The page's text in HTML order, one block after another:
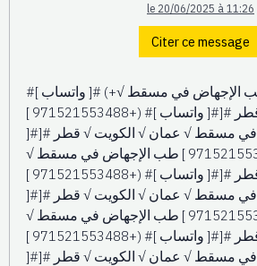
le 20/06/2025 à 11:26
Citer ce message
#[ واتساب ]# (+971521553488 ] طب الإجهاض في مسقط √
عمان √ الكويت √ قطر #[#[ واتساب ]# (+971521553488 ]
مسقط √ عمان √ الكويت √ قطر #[#[
واتساب ]# (+971521553488 ] طب الإجهاض في مسقط √
عمان √ الكويت √ قطر #[#[ واتساب ]# (+971521553488 ]
مسقط √ عمان √ الكويت √ قطر #[#[
واتساب ]# (+971521553488 ] طب الإجهاض في مسقط √
عمان √ الكويت √ قطر #[#[ واتساب ]# (+971521553488 ]
مسقط √ عمان √ الكويت √ قطر #[#[